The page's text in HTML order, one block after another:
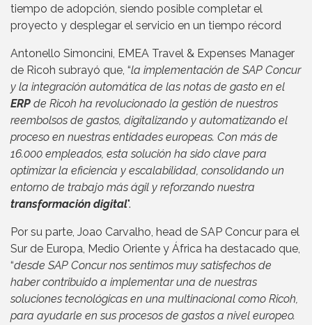
tiempo de adopción, siendo posible completar el
proyecto y desplegar el servicio en un tiempo récord
Antonello Simoncini, EMEA Travel & Expenses Manager
de Ricoh subrayó que, “la implementación de SAP Concur
y la integración automática de las notas de gasto en el
ERP de Ricoh ha revolucionado la gestión de nuestros
reembolsos de gastos, digitalizando y automatizando el
proceso en nuestras entidades europeas. Con más de
16.000 empleados, esta solución ha sido clave para
optimizar la eficiencia y escalabilidad, consolidando un
entorno de trabajo más ágil y reforzando nuestra
transformación digital".
Por su parte, Joao Carvalho, head de SAP Concur para el
Sur de Europa, Medio Oriente y África ha destacado que,
“desde SAP Concur nos sentimos muy satisfechos de
haber contribuido a implementar una de nuestras
soluciones tecnológicas en una multinacional como Ricoh,
para ayudarle en sus procesos de gastos a nivel europeo.